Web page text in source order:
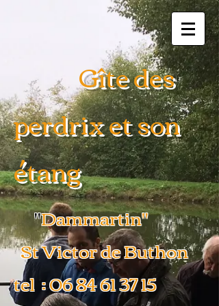
Gîte des
perdrix et son
étang
"Dammartin"
St Victor de Buthon
tel :06 84 61 37 15